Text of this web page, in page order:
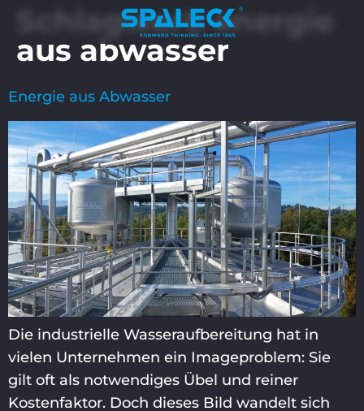
Schlagwort:energie
aus abwasser
Energie aus Abwasser
Die industrielle Wasseraufbereitung hat in
vielen Unternehmen ein Imageproblem: Sie
gilt oft als notwendiges Übel und reiner
Kostenfaktor. Doch dieses Bild wandelt sich